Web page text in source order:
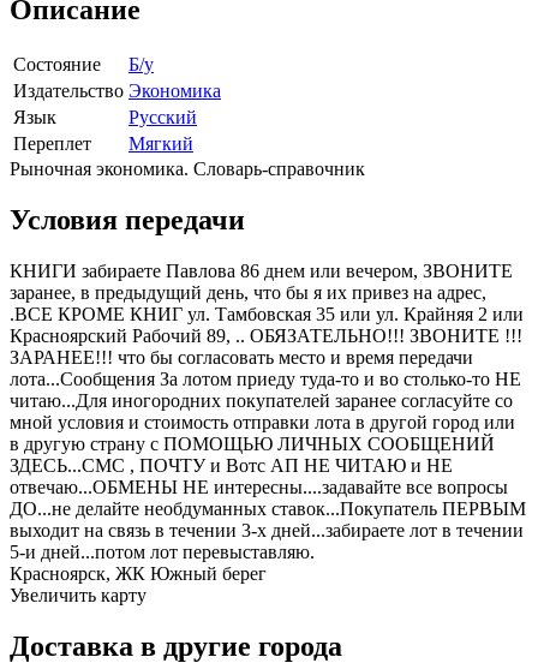
Описание
Состояние
Б/у
Издательство Экономика
Язык
Русский
Переплет
Мягкий
Рыночная экономика. Словарь-справочник
Условия передачи
КНИГИ забираете Павлова 86 днем или вечером, ЗВОНИТЕ
заранее, в предыдущий день, что бы я их привез на адрес,
.ВСЕ КРОМЕ КНИГ ул. Тамбовская 35 или ул. Крайняя 2 или
Красноярский Рабочий 89, .. ОБЯЗАТЕЛЬНО!!! ЗВОНИТЕ !!!
ЗАРАНЕЕ!!! что бы согласовать место и время передачи
лота...Сообщения За лотом приеду туда-то и во столько-то НЕ
читаю...Для иногородних покупателей заранее согласуйте со
мной условия и стоимость отправки лота в другой город или
в другую страну с ПОМОЩЬЮ ЛИЧНЫХ СООБЩЕНИЙ
ЗДЕСЬ...СМС , ПОЧТУ и Вотс АП НЕ ЧИТАЮ и НЕ
отвечаю...ОБМЕНЫ НЕ интересны....задавайте все вопросы
ДО...не делайте необдуманных ставок...Покупатель ПЕРВЫМ
выходит на связь в течении 3-х дней...забираете лот в течении
5-и дней...потом лот перевыставляю.
Красноярск, ЖК Южный берег
Увеличить карту
Доставка в другие города